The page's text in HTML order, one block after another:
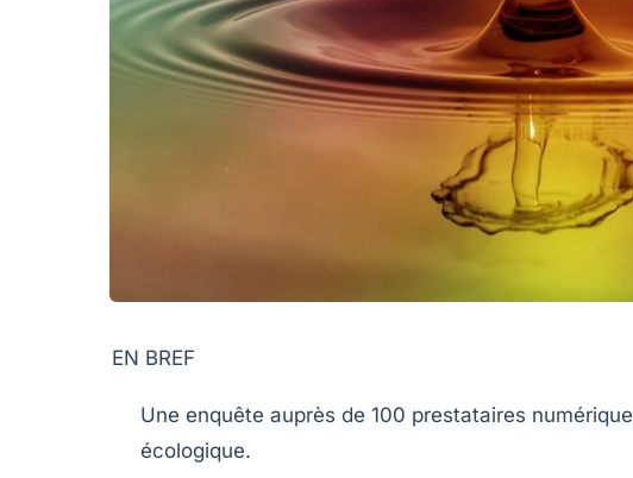
EN BREF
Une enquête auprès de 100 prestataires
écologique.